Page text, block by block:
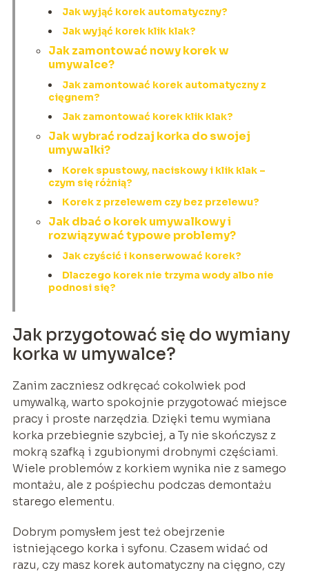
Jak wyjąć korek automatyczny?
Jak wyjąć korek klik klak?
Jak zamontować nowy korek w
umywalce?
Jak zamontować korek automatyczny z
cięgnem?
Jak zamontować korek klik klak?
Jak wybrać rodzaj korka do swojej
umywalki?
Korek spustowy, naciskowy i klik klak –
czym się różnią?
Korek z przelewem czy bez przelewu?
Jak dbać o korek umywalkowy i
rozwiązywać typowe problemy?
Jak czyścić i konserwować korek?
Dlaczego korek nie trzyma wody albo nie
podnosi się?
Jak przygotować się do wymiany
korka w umywalce?
Zanim zaczniesz odkręcać cokolwiek pod
umywalką, warto spokojnie przygotować miejsce
pracy i proste narzędzia. Dzięki temu wymiana
korka przebiegnie szybciej, a Ty nie skończysz z
mokrą szafką i zgubionymi drobnymi częściami.
Wiele problemów z korkiem wynika nie z samego
montażu, ale z pośpiechu podczas demontażu
starego elementu.
Dobrym pomysłem jest też obejrzenie
istniejącego korka i syfonu. Czasem widać od
razu, czy masz korek automatyczny na cięgno, czy